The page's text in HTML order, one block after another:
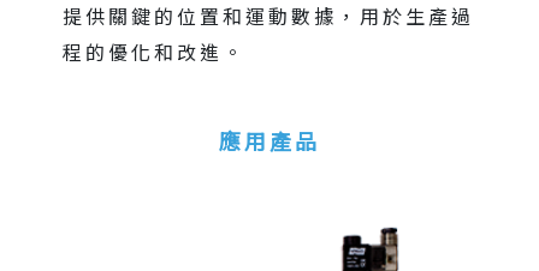
提供關鍵的位置和運動數據，用於生產過
程的優化和改進。
應用產品